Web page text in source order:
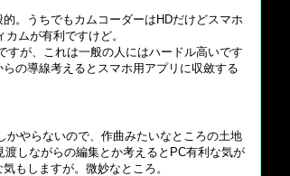
。うちでもカムコーダーはHDだけどスマホ
ムが有利ですけど。
すが、これは一般の人にはハードル高いです
の導線考えるとスマホ用アプリに収斂する
やらないので、作曲みたいなところの土地
しながらの編集とか考えるとPC有利な気が
もしますが。微妙なところ。